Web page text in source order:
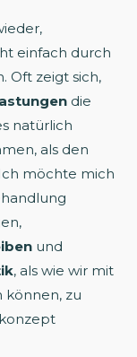
einfach durch
Oft zeigt sich,
die
natürlich
als den
möchte mich
und
, als wie wir mit
zu